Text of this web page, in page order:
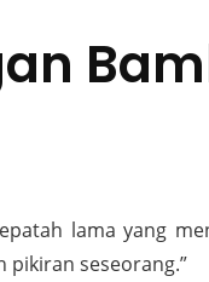
lama yang
pikiran seseorang.”